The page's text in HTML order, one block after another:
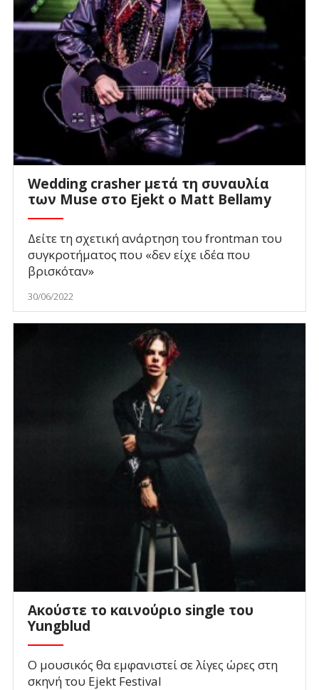
Wedding crasher μετά τη συναυλία
των Muse στο Ejekt o Matt Bellamy
Δείτε τη σχετική ανάρτηση του frontman του
συγκροτήματος που «δεν είχε ιδέα που
βρισκόταν»
30/06/2022
Ακούστε το καινούριο single του
Yungblud
Ο μουσικός θα εμφανιστεί σε λίγες ώρες στη
σκηνή του Ejekt Festival